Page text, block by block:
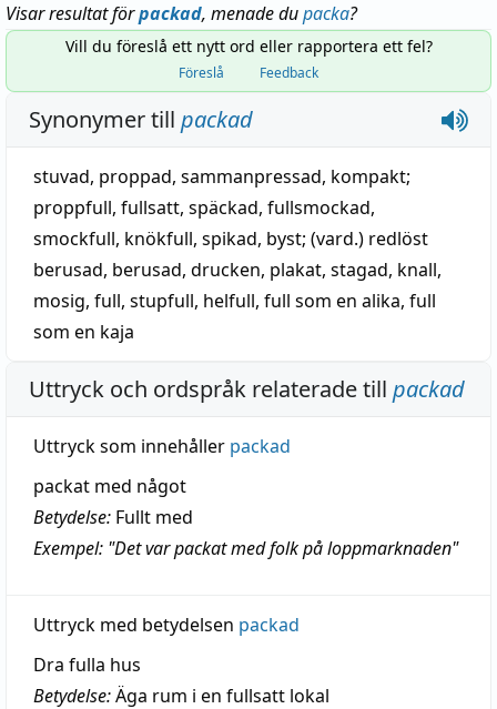
Visar resultat förpackad, menade dupacka?
Vill du föreslå ett nytt ord eller rapportera ett fel?
Föreslå Feedback
Synonymer till packad
stuvad, proppad, sammanpressad, kompakt;
proppfull, fullsatt, späckad, fullsmockad,
smockfull, knökfull, spikad, byst; (vard.) redlöst
berusad, berusad, drucken, plakat, stagad, knall,
mosig, full, stupfull, helfull, full som en alika, full
som en kaja
Uttryck och ordspråk relaterade till packad
Uttryck som innehåller packad
packat med något
Betydelse: Fullt med
Exempel: "Det var packat med folk på loppmarknaden"
Uttryck med betydelsen packad
Dra fulla hus
Betydelse:Äga rum i en fullsatt lokal